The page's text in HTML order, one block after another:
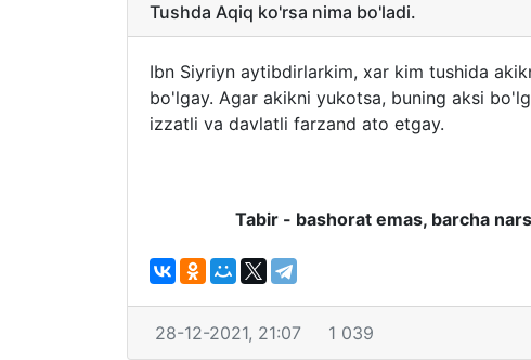
Tushda Aqiq ko'rsa nima bo'ladi.
Ibn Siyriyn aytibdirlarkim, xar kim tushida
bo'lgay. Agar akikni yukotsa, buning aksi
izzatli va davlatli farzand ato etgay.
Tabir - bashorat emas, barcha
28-12-2021, 21:07 1 039